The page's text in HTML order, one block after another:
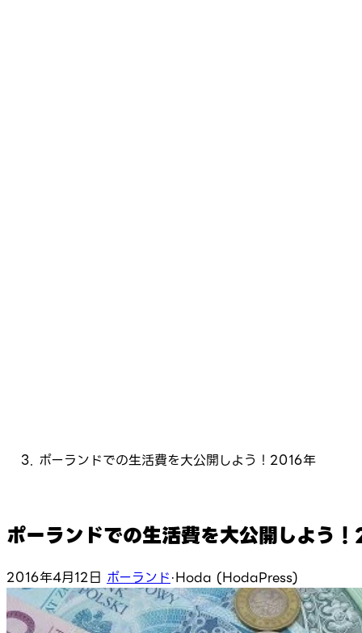
ポーランドでの生活費を大公開しよう！2016年
ポーランドでの生活費を大公開しよう
2016年4月12日 ポーランド·Hoda (HodaPress)